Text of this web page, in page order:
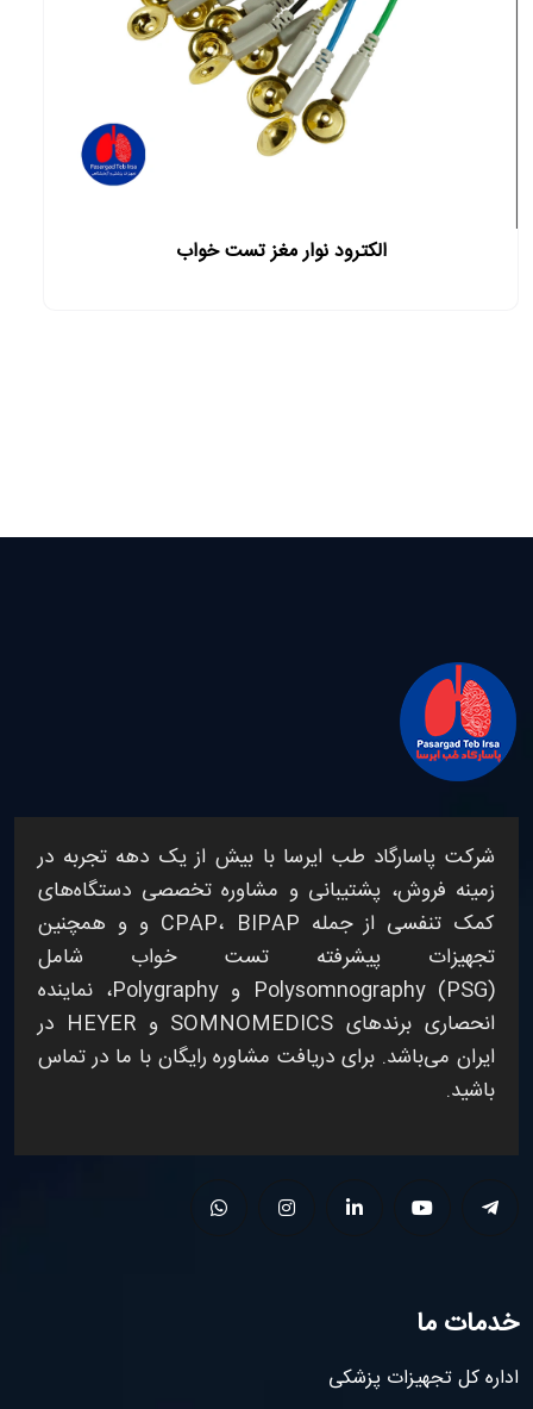
الکترود نوار مغز تست خواب
شرکت پاسارگاد طب ایرسا با بیش از یک دهه تجربه در
زمینه فروش، پشتیبانی و مشاوره تخصصی دستگاه‌های
کمک تنفسی از جمله CPAP، BIPAP و و همچنین
تجهیزات پیشرفتهتست خواب شامل
Polysomnography (PSG) وPolygraphy، نماینده
انحصاری برندهای SOMNOMEDICS وHEYER در
ایران می‌باشد. برای دریافت مشاوره رایگان با ما در تماس
باشید.
خدمات ما
اداره کل تجهیزات پزشکی